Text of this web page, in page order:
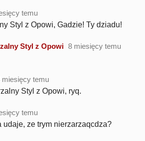
temu
Styl z Opowi, Gadzie! Ty dziadu!
Styl z Opowi 8 miesięcy temu
miesięcy temu
Styl z Opowi, ryq.
temu
udaje, ze trym nierzarzaqcdza?